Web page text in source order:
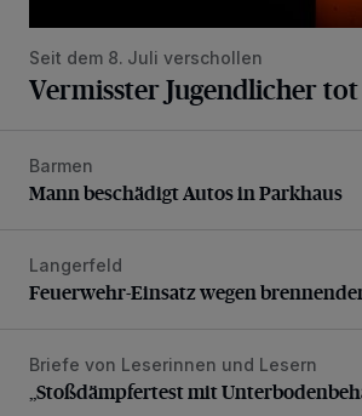
Seit dem 8. Juli verschollen
Vermisster Jugendlicher
Mann beschädigt Autos in Parkhaus
Barmen
Mann beschädigt Autos in Parkhaus
Feuerwehr-Einsatz wegen
Langerfeld
Feuerwehr-Einsatz wegen
„Stoßdämpfertest mit
Briefe von Leserinnen und Lesern
„Stoßdämpfertest mit